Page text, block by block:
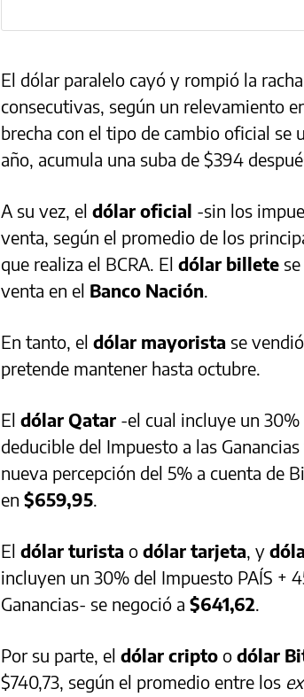
El dólar paralelo cayó y rompió la
consecutivas, según un relevamiento
brecha con el tipo de cambio oficial se
año, acumula una suba de $394
A su vez, el dólar oficial -sin los
venta, según el promedio de los
que realiza el BCRA. El dólar billete
venta en el Banco Nación.
En tanto, el dólar mayorista se
pretende mantener hasta octubre.
El dólar Qatar -el cual incluye un
deducible del Impuesto a las
nueva percepción del 5% a cuenta de
en $659,95.
El dólar turista o dólar tarjeta, y
incluyen un 30% del Impuesto PAÍS +
Ganancias- se negoció a $641,62.
Por su parte, el dólar cripto o dólar
$740,73, según el promedio entre los